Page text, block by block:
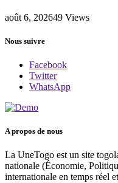
août 6, 202649 Views
Nous suivre
Facebook
Twitter
WhatsApp
A propos de nous
La UneTogo est un site
nationale (Économie,
internationale en temps réel